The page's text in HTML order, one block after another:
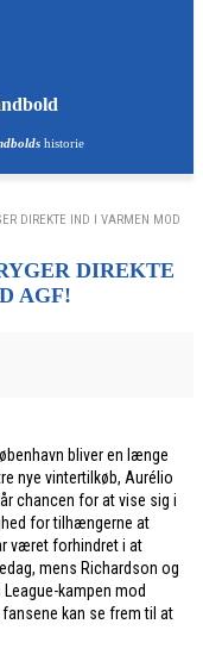
historie
DIREKTE IND I VARMEN MOD
DIREKTE
AGF!
bliver en længe
nye vintertilkøb, Aurélio
chancen for at vise sig i
for tilhængerne at
været forhindret i at
mens Richardson og
kampen mod
fansene kan se frem til at